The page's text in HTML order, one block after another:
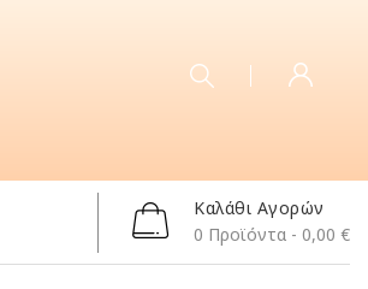
Καλάθι Αγορών
0 Προϊόντα - 0,00 €